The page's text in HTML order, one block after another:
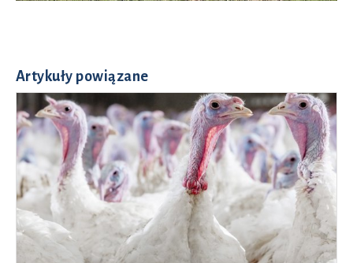
Artykuły powiązane